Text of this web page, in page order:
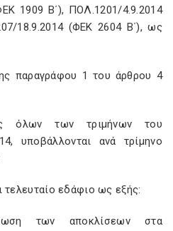
1909 Β΄), ΠΟΛ.1201/4.9.2014
18.9.2014 (ΦΕΚ 2604 Β΄), ως
παραγράφου 1 του άρθρου 4
όλων των τριμήνων του
υποβάλλονται ανά τρίμηνο
τελευταίο εδάφιο ως εξής:
των αποκλίσεων στα